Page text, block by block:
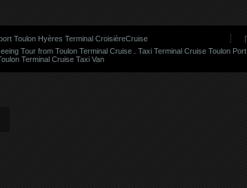
Toulon Hyères Terminal CroisièreCruise
Tour from Toulon Terminal Cruise Taxi Terminal Cruise Toulon Port
Terminal Cruise Taxi Van